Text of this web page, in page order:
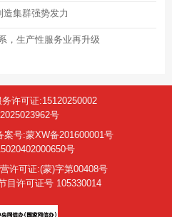
集群强势发力
，生产性服务业再升级
许可证:15120250002
号
号:蒙XW备201600001号
号
许可证:(蒙)字第00408号
目许可证号 105330014